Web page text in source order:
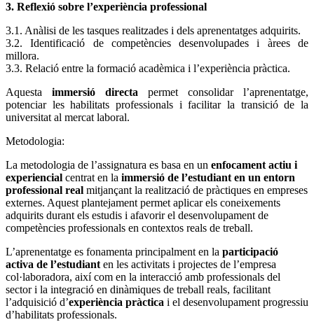
3. Reflexió sobre l’experiència professional
3.1. Anàlisi de les tasques realitzades i dels aprenentatges adquirits.
3.2. Identificació de competències desenvolupades i àrees de
millora.
3.3. Relació entre la formació acadèmica i l’experiència pràctica.
Aquesta immersió directa permet consolidar l’aprenentatge,
potenciar les habilitats professionals i facilitar la transició de la
universitat al mercat laboral.
Metodologia:
La metodologia de l’assignatura es basa en un enfocament actiu i
experiencial centrat en la immersió de l’estudiant en un entorn
professional real mitjançant la realització de pràctiques en empreses
externes. Aquest plantejament permet aplicar els coneixements
adquirits durant els estudis i afavorir el desenvolupament de
competències professionals en contextos reals de treball.
L’aprenentatge es fonamenta principalment en la participació
activa de l’estudiant en les activitats i projectes de l’empresa
col·laboradora, així com en la interacció amb professionals del
sector i la integració en dinàmiques de treball reals, facilitant
l’adquisició d’experiència pràctica i el desenvolupament progressiu
d’habilitats professionals.